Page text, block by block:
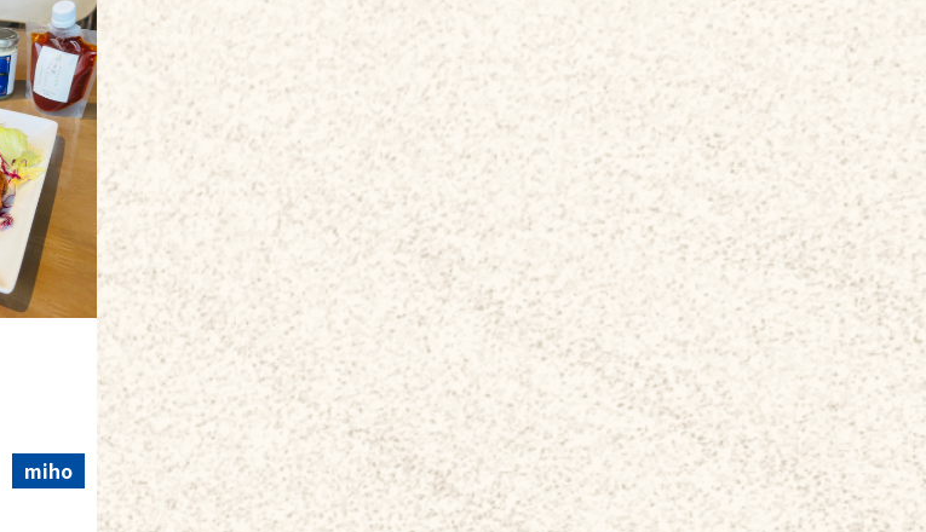
miho